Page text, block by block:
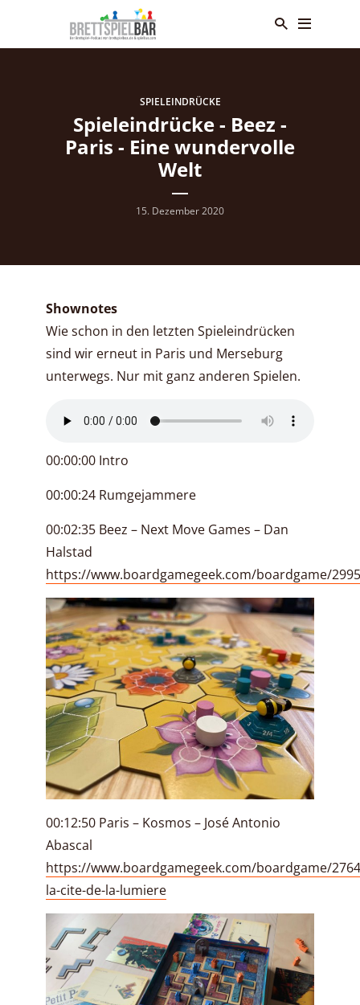
SPIELEINDRÜCKE
Spieleindrücke - Beez -
Paris - Eine wundervolle
Welt
15. Dezember 2020
Shownotes
Wie schon in den letzten Spieleindrücken
sind wir erneut in Paris und Merseburg
unterwegs. Nur mit ganz anderen Spielen.
00:00:00 Intro
00:00:24 Rumgejammere
00:02:35 Beez – Next Move Games – Dan
Halstad
https://www.boardgamegeek.com/boardgame/
00:12:50 Paris – Kosmos – José Antonio
Abascal
https://www.boardgamegeek.com/boardgame/
la-cite-de-la-lumiere